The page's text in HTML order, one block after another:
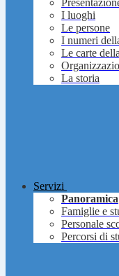
I luoghi
Le persone
I numeri
Le carte
La storia
Servizi
Panoramica
Famiglie e
Personale
Percorsi di